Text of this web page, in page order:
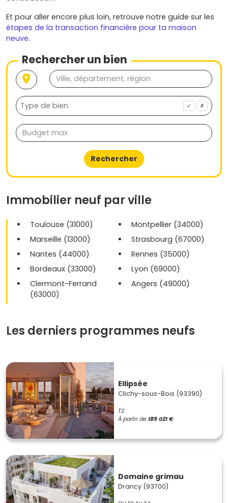
Et pour aller encore plus loin, retrouve notre guide sur les
étapes de la transaction financière pour ta maison
neuve.
Rechercher un bien
✓ ✗
Rechercher
Immobilier neuf par ville
Toulouse (31000)
Montpellier (34000)
Marseille (13000)
Strasbourg (67000)
Nantes (44000)
Rennes (35000)
Bordeaux (33000)
Lyon (69000)
Clermont-Ferrand
(63000)
Angers (49000)
Les derniers programmes neufs
Ellipsée
Clichy-sous-Bois (93390)
T2
À partir de 189 021 €
Domaine grimau
Drancy (93700)